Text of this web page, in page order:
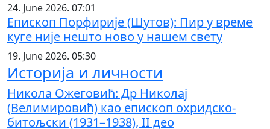
24. June 2026. 07:01
Епископ Порфирије (Шутов): Пир у време
куге није нешто ново у нашем свету
19. June 2026. 05:30
Историја и личности
Никола Ожеговић: Др Николај
(Велимировић) као епископ охридско-
битољски (1931–1938), II део